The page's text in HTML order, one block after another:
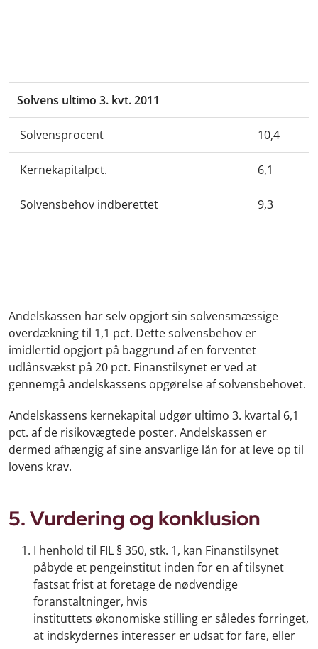
Solvens ultimo 3. kvt. 2011
Solvensprocent 10,4
Kernekapitalpct. 6,1
Solvensbehov indberettet 9,3
Andelskassen har selv opgjort sin solvensmæssige
overdækning til 1,1 pct. Dette solvensbehov er
imidlertid opgjort på baggrund af en forventet
udlånsvækst på 20 pct. Finanstilsynet er ved at
gennemgå andelskassens opgørelse af solvensbehovet.
Andelskassens kernekapital udgør ultimo 3. kvartal 6,1
pct. af de risikovægtede poster. Andelskassen er
dermed afhængig af sine ansvarlige lån for at leve op til
lovens krav.
5. Vurdering og konklusion
I henhold til FIL § 350, stk. 1, kan Finanstilsynet
påbyde et pengeinstitut inden for en af tilsynet
fastsat frist at foretage de nødvendige
foranstaltninger, hvis
instituttets økonomiske stilling er således forringet,
at indskydernes interesser er udsat for fare, eller